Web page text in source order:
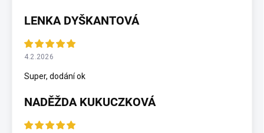
LENKA DYŠKANTOVÁ
4.2.2026
Super, dodání ok
NADĚŽDA KUKUCZKOVÁ